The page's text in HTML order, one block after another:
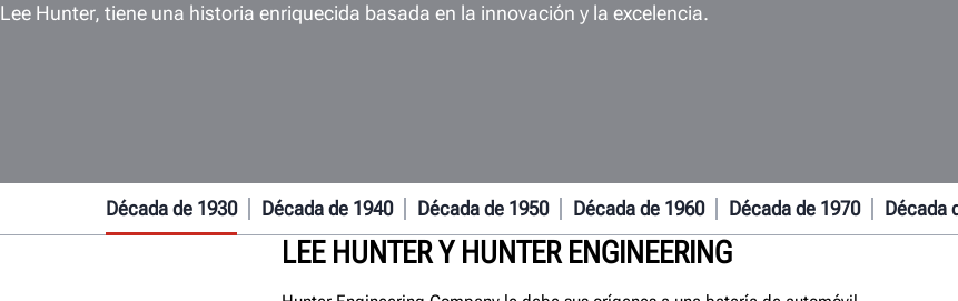
Hunter, tiene una historia enriquecida basada en la innovación y la excelencia.
Década de 1930 Década de 1940 Década de 1950 Década de 1960 Década de 1970 Década
LEE HUNTER Y HUNTER ENGINEERING